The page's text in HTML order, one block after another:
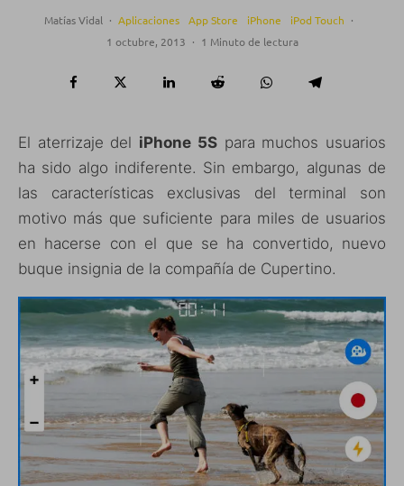
Matías Vidal · Aplicaciones App Store iPhone iPod Touch ·
1 octubre, 2013 · 1 Minuto de lectura
El aterrizaje del iPhone 5Spara muchos usuarios
ha sido algo indiferente. Sin embargo, algunas de
las características exclusivas del terminal son
motivo más que suficiente para miles de usuarios
en hacerse con el que se ha convertido, nuevo
buque insignia de la compañía de Cupertino.